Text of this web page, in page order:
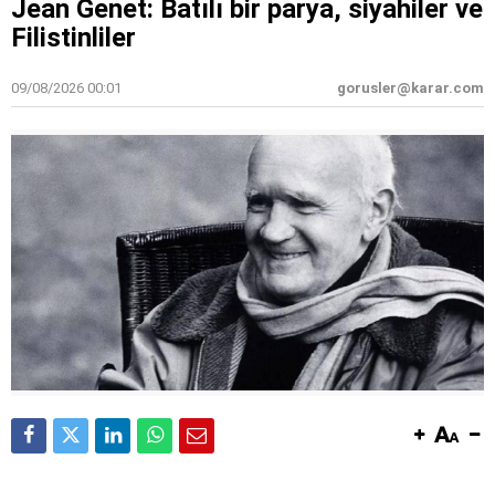
Jean Genet: Batılı bir parya, siyahiler ve
Filistinliler
09/08/2026 00:01 gorusler@karar.com